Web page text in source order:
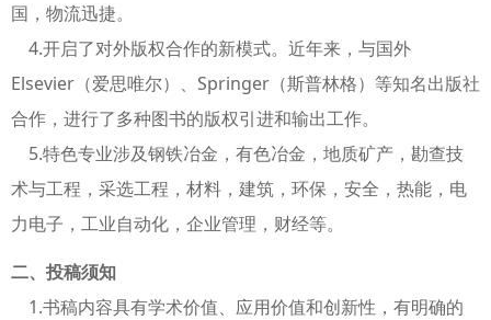
国，物流迅捷。
4.开启了对外版权合作的新模式。近年来，与国外
Elsevier（爱思唯尔）、Springer（斯普林格）等知名出版社
合作，进行了多种图书的版权引进和输出工作。
5.特色专业涉及钢铁冶金，有色冶金，地质矿产，勘查技
术与工程，采选工程，材料，建筑，环保，安全，热能，电
力电子，工业自动化，企业管理，财经等。
二、投稿须知
1.书稿内容具有学术价值、应用价值和创新性，有明确的